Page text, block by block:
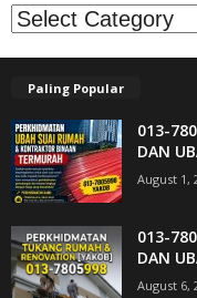
Kategori
Paling Popular
013-
DAN
August 1,
013-
DAN
August 6,